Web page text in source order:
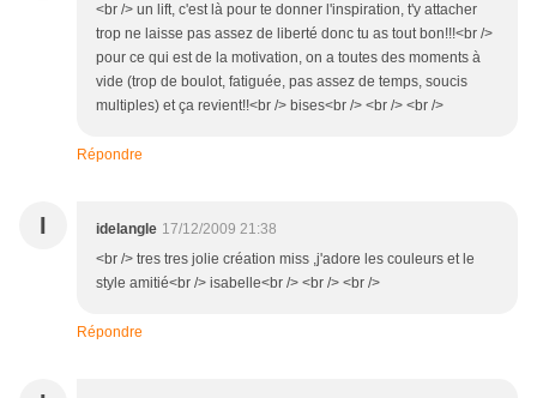
<br /> un lift, c'est là pour te donner l'inspiration, t'y attacher
trop ne laisse pas assez de liberté donc tu as tout bon!!!<br />
pour ce qui est de la motivation, on a toutes des moments à
vide (trop de boulot, fatiguée, pas assez de temps, soucis
multiples) et ça revient!!<br /> bises<br /> <br /> <br />
Répondre
I idelangle 17/12/2009 21:38
<br /> tres tres jolie création miss ,j'adore les couleurs et le
style amitié<br /> isabelle<br /> <br /> <br />
Répondre